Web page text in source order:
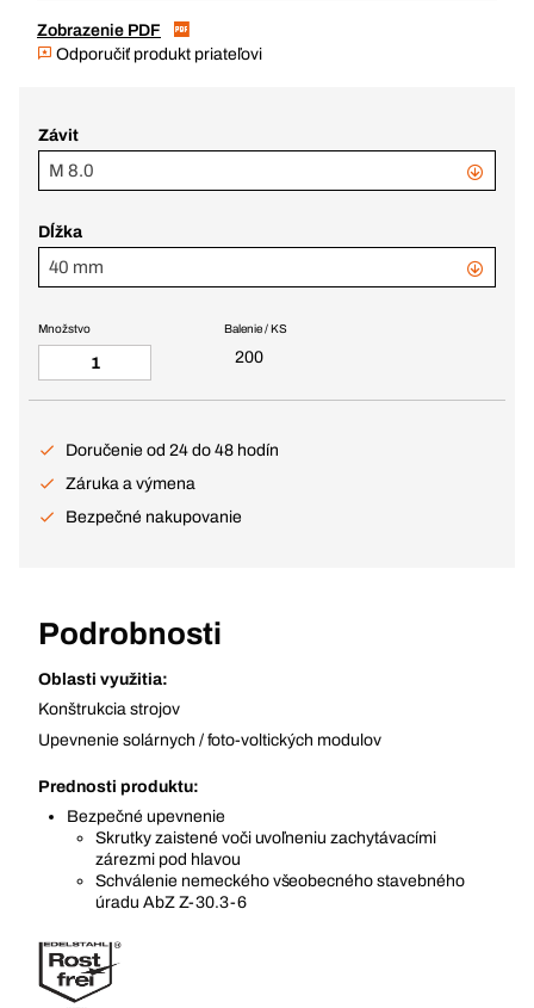
Zobrazenie PDF
Odporučiť produkt priateľovi
Závit
M 8.0
Dĺžka
40 mm
Balenie / KS
200
Množstvo
Doručenie od 24 do 48 hodín
Záruka a výmena
Bezpečné nakupovanie
Podrobnosti
Oblasti využitia:
Konštrukcia strojov
Upevnenie solárnych / foto-voltických modulov
Prednosti produktu:
Bezpečné upevnenie
Skrutky zaistené voči uvoľneniu zachytávacími
zárezmi pod hlavou
Schválenie nemeckého všeobecného stavebného
úradu AbZ Z-30.3-6